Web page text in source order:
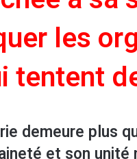
les
tentent
demeure plus
et son